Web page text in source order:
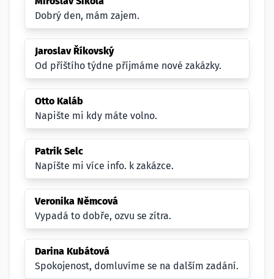
Dobrý den, mám zajem.
Jaroslav Říkovský
Od příštího týdne příjmáme nové zakázky.
Otto Kaláb
Napište mi kdy máte volno.
Patrik Selc
Napíšte mi více info. k zakázce.
Veronika Němcová
Vypadá to dobře, ozvu se zítra.
Darina Kubátová
Spokojenost, domluvíme se na dalším zadání.